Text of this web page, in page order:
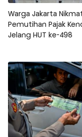
Warga Jakarta
Pemutihan Pajak
Jelang HUT ke-498